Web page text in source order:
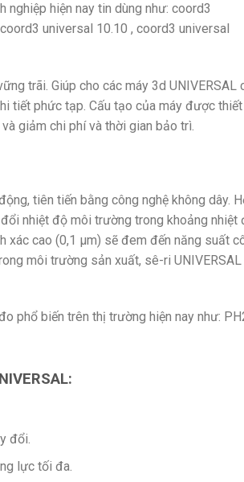
nghiệp hiện nay tin dùng như: coord3
universal 10.10 , coord3 universal
trãi. Giúp cho các máy 3d UNIVERSAL
tiết phức tạp. Cấu tạo của máy được
giảm chi phí và thời gian bảo trì.
tiên tiến bằng công nghệ không dây.
nhiệt độ môi trường trong khoảng nhiệt
xác cao (0,1 μm) sẽ đem đến năng suất
môi trường sản xuất, sê-ri
phổ biến trên thị trường hiện nay như:
đổi.
lực tối đa.